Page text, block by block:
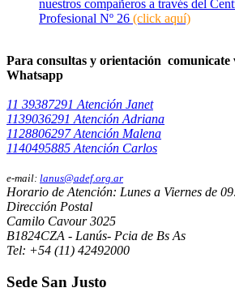
nuestros compañeros a través del
Profesional Nº 26 (click aquí)
Para consultas y orientación comunicate
Whatsapp
11 39387291 Atención Janet
1139036291 Atención Adriana
1128806297 Atención Malena
1140495885 Atención Carlos
e-mail: lanus@adef.org.ar
Horario de Atención: Lunes a Viernes de
Dirección Postal
Camilo Cavour 3025
B1824CZA - Lanús- Pcia de Bs As
Tel: +54 (11) 42492000
Sede San Justo